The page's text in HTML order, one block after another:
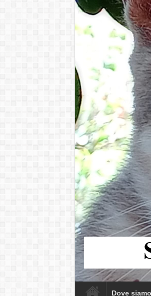
Dove siamo